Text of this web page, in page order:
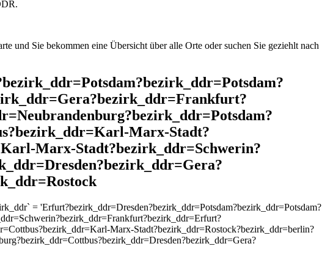
und Sie bekommen eine Übersicht über alle Orte oder suchen Sie geziehlt nach
Marx-Stadt?
Marx-Stadt?bezirk_ddr=Schwerin?
= 'Erfurt?bezirk_ddr=Dresden?bezirk_ddr=Potsdam?bezirk_ddr=Potsdam?
Marx-Stadt?bezirk_ddr=Rostock?bezirk_ddr=berlin?